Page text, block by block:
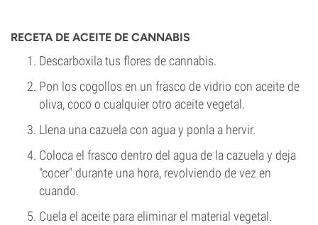
RECETA DE ACEITE DE CANNABIS
Descarboxila tus flores de cannabis.
Pon los cogollos en un frasco de vidrio con aceite de
oliva, coco o cualquier otro aceite vegetal.
Llena una cazuela con agua y ponla a hervir.
Coloca el frasco dentro del agua de la cazuela y deja
"cocer" durante una hora, revolviendo de vez en
cuando.
Cuela el aceite para eliminar el material vegetal.